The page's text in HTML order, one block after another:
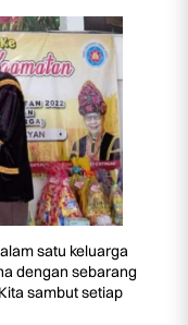
satu keluarga
dengan sebarang
sambut setiap